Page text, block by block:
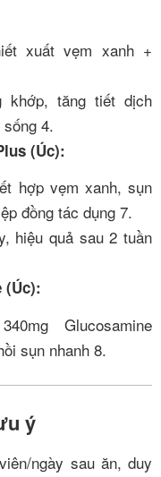
xuất vẹm xanh +
khớp, tăng tiết dịch
4.
(Úc):
hợp vẹm xanh, sụn
đồng tác dụng 7.
hiệu quả sau 2 tuần
(Úc):
Glucosamine
sụn nhanh 8.
ý
ngày sau ăn, duy